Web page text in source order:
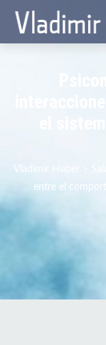
Vladimir Huber
entre el